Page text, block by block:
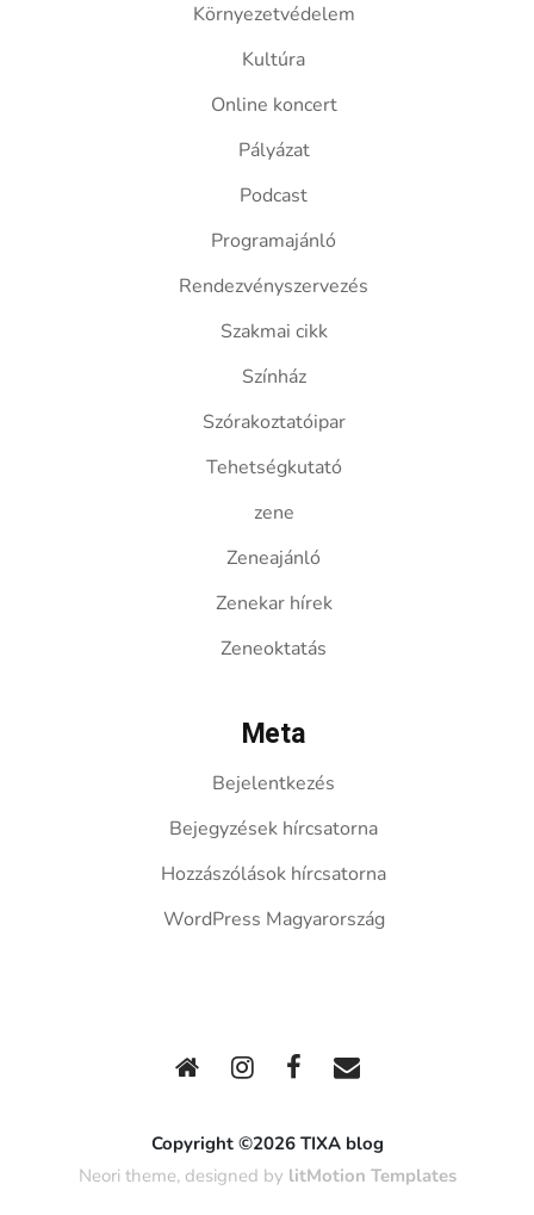
Környezetvédelem
Kultúra
Online koncert
Pályázat
Podcast
Programajánló
Rendezvényszervezés
Szakmai cikk
Színház
Szórakoztatóipar
Tehetségkutató
zene
Zeneajánló
Zenekar hírek
Zeneoktatás
Meta
Bejelentkezés
Bejegyzések hírcsatorna
Hozzászólások hírcsatorna
WordPress Magyarország
Copyright ©2026 TIXA blog
Neori theme, designed by litMotion Templates